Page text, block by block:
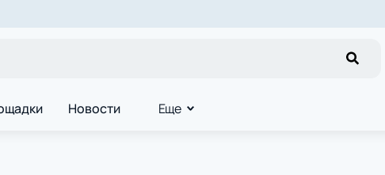
Новости Еще